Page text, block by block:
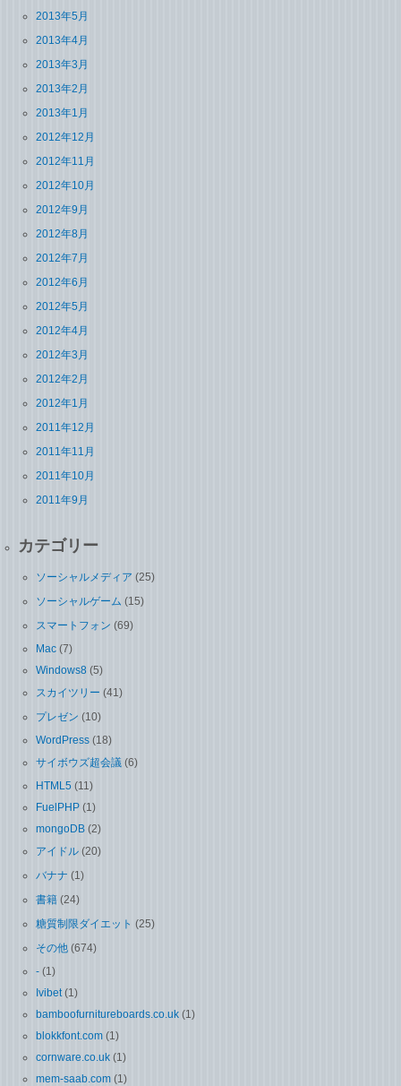
2013年5月
2013年4月
2013年3月
2013年2月
2013年1月
2012年12月
2012年11月
2012年10月
2012年9月
2012年8月
2012年7月
2012年6月
2012年5月
2012年4月
2012年3月
2012年2月
2012年1月
2011年12月
2011年11月
2011年10月
2011年9月
カテゴリー
ソーシャルメディア (25)
ソーシャルゲーム (15)
スマートフォン (69)
Mac (7)
Windows8 (5)
スカイツリー (41)
プレゼン (10)
WordPress (18)
サイボウズ超会議 (6)
HTML5 (11)
FuelPHP (1)
mongoDB (2)
アイドル (20)
バナナ (1)
書籍 (24)
糖質制限ダイエット (25)
その他 (674)
- (1)
Ivibet(1)
bamboofurnitureboards.co.uk (1)
blokkfont.com (1)
cornware.co.uk (1)
mem-saab.com (1)